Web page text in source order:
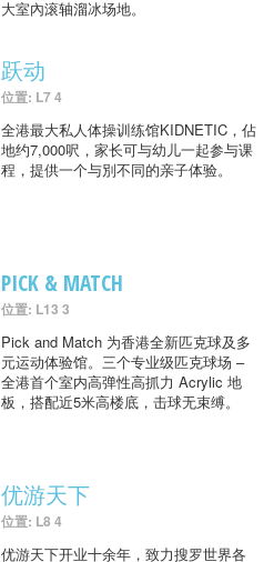
大室內滚轴溜冰场地。
跃动
位置: L7 4
全港最大私人体操训练馆KIDNETIC，佔
地约7,000呎，家长可与幼儿一起参与课
程，提供一个与別不同的亲子体验。
PICK & MATCH
位置: L13 3
Pick and Match 为香港全新匹克球及多
元运动体验馆。三个专业级匹克球场 –
全港首个室内高弹性高抓力 Acrylic 地
板，搭配近5米高楼底，击球无束缚。
优游天下
位置: L8 4
优游天下开业十余年，致力搜罗世界各